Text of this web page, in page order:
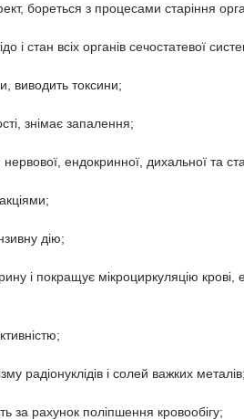
бореться з процесами старіння
і стан всіх органів сечостатевої
виводить токсини;
знімає запалення;
ендокринної, дихальної та
дію;
і покращує мікроциркуляцію
радіонуклідів і солей важких металів;
за рахунок поліпшення кровообігу;